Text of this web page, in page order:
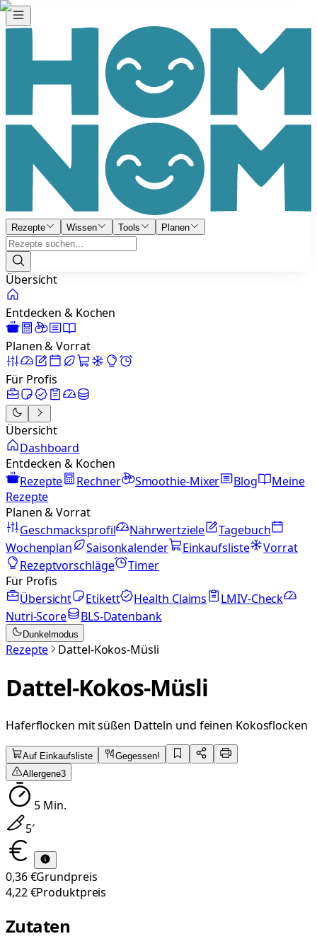
Rezepte Wissen Tools Planen
Übersicht
Entdecken & Kochen
Planen & Vorrat
Für Profis
Übersicht
Dashboard
Entdecken & Kochen
Rezepte
Rechner Smoothie-Mixer Blog
Meine
Rezepte
Planen & Vorrat
Geschmacksprofil
Nährwertziele
Tagebuch
Wochenplan
Saisonkalender Einkaufsliste
Vorrat
Rezeptvorschläge
Timer
Für Profis
Übersicht
Etikett Health Claims
LMIV-Check
Nutri-Score
BLS-Datenbank
Dunkelmodus
Rezepte Dattel-Kokos-Müsli
Dattel-Kokos-Müsli
Haferflocken mit süßen Datteln und feinen Kokosflocken
Auf Einkaufsliste
Gegessen!
Allergene3
5Min.
5′
0,36 €Grundpreis
4,22 €Produktpreis
Zutaten